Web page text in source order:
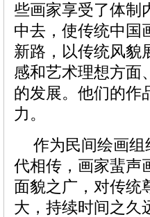
些画家享受了体制
中去，使传统中国
新路，以传统风貌
感和艺术理想方面
的发展。他们的作
力。
作为民间绘画
代相传，画家蜚声
面貌之广，对传统
大，持续时间之久